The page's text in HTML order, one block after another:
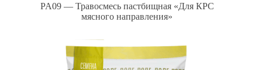
PA09 — Травосмесь пастбищная «Для КРС
мясного направления»